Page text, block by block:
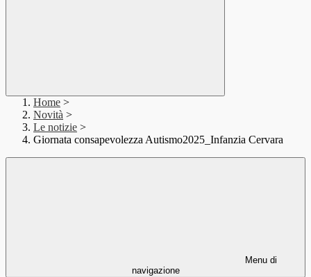
Home >
Novità >
Le notizie >
Giornata consapevolezza Autismo2025_Infanzia Cervara
Menu di
navigazione